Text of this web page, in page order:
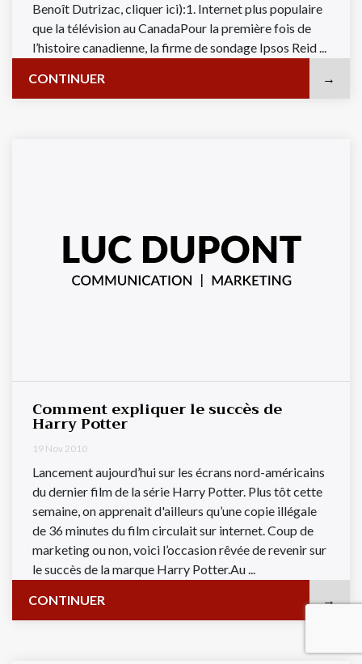
Benoît Dutrizac, cliquer ici):1. Internet plus populaire
que la télévision au CanadaPour la première fois de
l’histoire canadienne, la firme de sondage Ipsos Reid ...
CONTINUER
Comment expliquer le succès de
Harry Potter
19 Nov 2010
Lancement aujourd’hui sur les écrans nord-américains
du dernier film de la série Harry Potter. Plus tôt cette
semaine, on apprenait d'ailleurs qu’une copie illégale
de 36 minutes du film circulait sur internet. Coup de
marketing ou non, voici l’occasion rêvée de revenir sur
le succès de la marque Harry Potter.Au ...
CONTINUER